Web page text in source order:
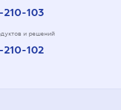
103
и решений
102